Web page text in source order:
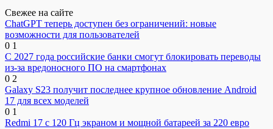
Свежее на сайте
ChatGPT теперь доступен без ограничений: новые
возможности для пользователей
0 1
С 2027 года российские банки смогут блокировать переводы
из-за вредоносного ПО на смартфонах
0 2
Galaxy S23 получит последнее крупное обновление Android
17 для всех моделей
0 1
Redmi 17 с 120 Гц экраном и мощной батареей за 220 евро